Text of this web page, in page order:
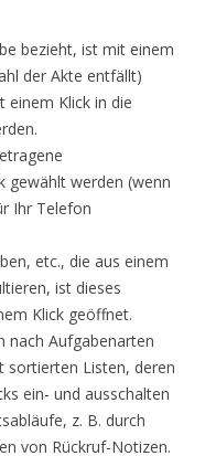
bezieht, ist mit einem
der Akte entfällt)
einem Klick in die
gewählt werden (wenn
Ihr Telefon
etc., die aus einem
ist dieses
Klick geöffnet.
nach Aufgabenarten
sortierten Listen, deren
ein- und ausschalten
z. B. durch
von Rückruf-Notizen.